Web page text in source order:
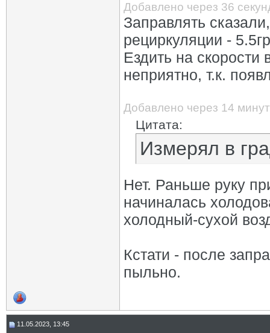
Добавлено через 36
Заправлять
рециркуляции -
Ездить на
неприятно, т.к.
Добавлено через 14 минут
Цитата:
Измерял в
Нет. Раньше руку
начиналась
холодный-сухой
Кстати - после
пыльно.
11.05.2023, 13:45